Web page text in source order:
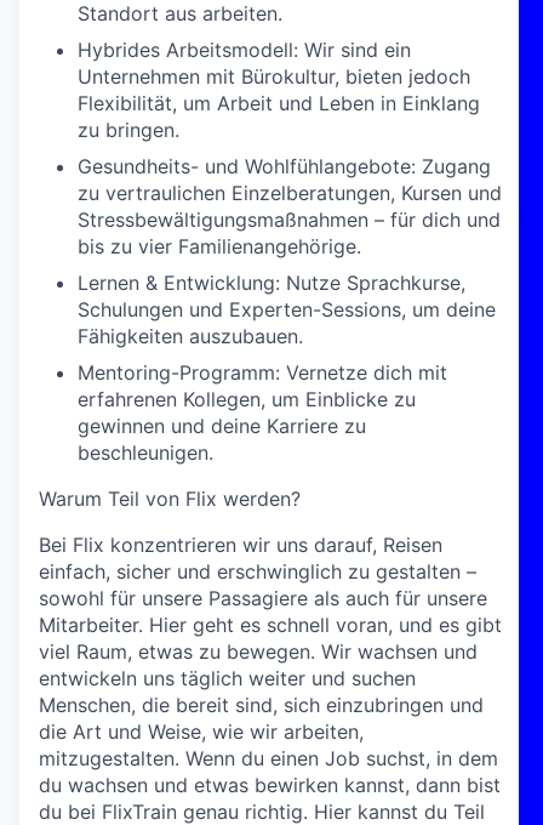
Standort aus arbeiten.
Hybrides Arbeitsmodell: Wir sind ein
Unternehmen mit Bürokultur, bieten jedoch
Flexibilität, um Arbeit und Leben in Einklang
zu bringen.
Gesundheits- und Wohlfühlangebote: Zugang
zu vertraulichen Einzelberatungen, Kursen und
Stressbewältigungsmaßnahmen – für dich und
bis zu vier Familienangehörige.
Lernen & Entwicklung: Nutze Sprachkurse,
Schulungen und Experten-Sessions, um deine
Fähigkeiten auszubauen.
Mentoring-Programm: Vernetze dich mit
erfahrenen Kollegen, um Einblicke zu
gewinnen und deine Karriere zu
beschleunigen.
Warum Teil von Flix werden?
Bei Flix konzentrieren wir uns darauf, Reisen
einfach, sicher und erschwinglich zu gestalten –
sowohl für unsere Passagiere als auch für unsere
Mitarbeiter. Hier geht es schnell voran, und es gibt
viel Raum, etwas zu bewegen. Wir wachsen und
entwickeln uns täglich weiter und suchen
Menschen, die bereit sind, sich einzubringen und
die Art und Weise, wie wir arbeiten,
mitzugestalten. Wenn du einen Job suchst, in dem
du wachsen und etwas bewirken kannst, dann bist
du bei FlixTrain genau richtig. Hier kannst du Teil